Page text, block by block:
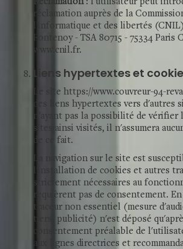
réclamation auprès de la
l'informatique et des libertés
Fontenoy - TSA 80715 - 75334 Paris
www.cnil.fr.
Liens hypertextes et
Le site https://www.couvreur-94-
des liens hypertextes vers d'autres
n'ayant pas la possibilité de vérifier
sites ainsi visités, il n'assumera
de ce fait.
La navigation sur le site est
l'installation de cookies et autres
strictement nécessaires au
requièrent pas de consentement.
traceur non essentiel (mesure
tiers, publicité) n'est déposé
consentement préalable de
aux lignes directrices et